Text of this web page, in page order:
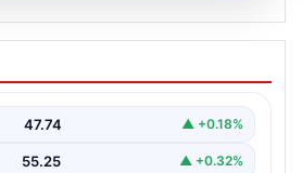
İle Dijital İletişimin
Ve Muhabbet
güvenli bir tarzda irtibat
47.74 ▲ +0.18%
55.25 ▲ +0.32%